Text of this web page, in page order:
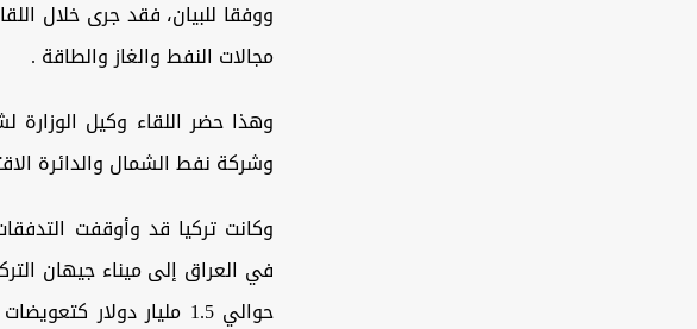
ووفقا للبيان، فقد جرى خلال
مجالات النفط والغاز والطاقة .
وهذا حضر اللقاء وكيل
وشركة نفط الشمال والدائرة
وكانت تركيا قد وأوقفت
حوالي 1.5 مليار دولار